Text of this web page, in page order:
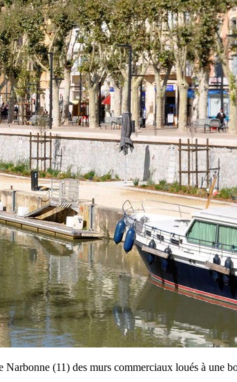
(11) des murs commerciaux loués à une